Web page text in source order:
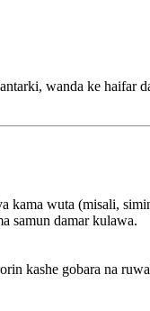
wanda ke haifar
kama wuta (misali,
samun damar kulawa.
kashe gobara na